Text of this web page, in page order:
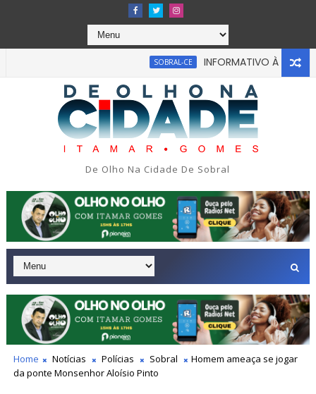
SOBRAL-CE INFORMATIVO À IMPRENSA
De Olho Na Cidade De Sobral
Home Notícias Polícias Sobral
Homem ameaça se jogar
da ponte Monsenhor Aloísio Pinto